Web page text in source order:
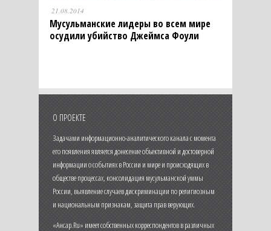
21.08.2014
Мусульманские лидеры во всем мире
осудили убийство Джеймса Фоули
О ПРОЕКТЕ
Задачами информационно-аналитического канала с момента
его появления является донесение объективной и достоверной
информации о событиях в России и мире и происходящих в
обществе процессах, консолидация мусульманской уммы
России, выявление случаев дискриминации по религиозным
и национальным признакам, защита прав верующих.
«Ансар.Ru» имеет собственных корреспондентов в различных